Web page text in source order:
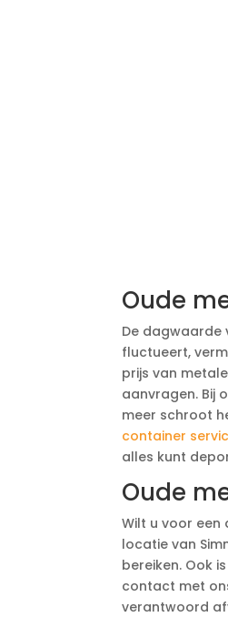
Oude
De dagwaarde
fluctueert,
prijs van
aanvragen. Bij
meer schroot
container
alles kunt
Oude
Wilt u voor een
locatie van
bereiken. Ook
contact met
verantwoord